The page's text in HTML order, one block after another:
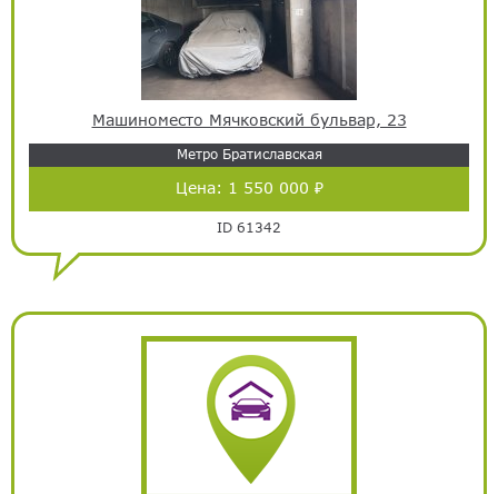
Машиноместо Мячковский бульвар, 23
Метро Братиславская
Цена: 1 550 000 ₽
ID 61342